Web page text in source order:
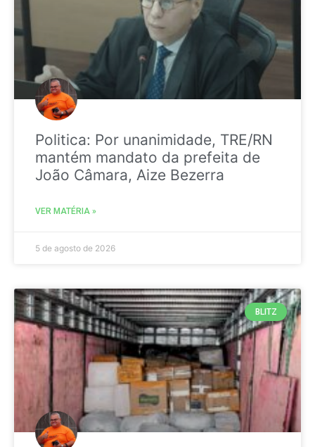
Politica: Por unanimidade, TRE/RN
mantém mandato da prefeita de
João Câmara, Aize Bezerra
VER MATÉRIA »
5 de agosto de 2026
BLITZ